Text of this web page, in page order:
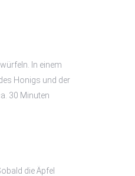
In einem
Honigs und der
30 Minuten
die Äpfel